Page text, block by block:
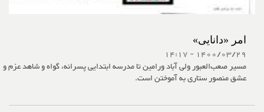
امر «دانایی»
1400/03/29 - 14:17
مسیر صعب‌العبور ولی آباد ورامین تا مدرسه ابتدایی پسرانه، گواه و شاهد عزم و
عشق منصور ستاری به آموختن است.